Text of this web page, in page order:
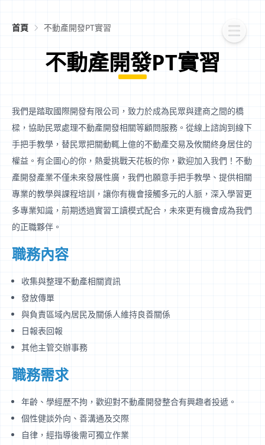
首頁 不動產開發PT實習
不動產開發PT實習
我們是踏取國際開發有限公司，致力於成為民眾與建商之間的橋
樑，協助民眾處理不動產開發相關等顧問服務。從線上諮詢到線下
手把手教學，替民眾把關動輒上億的不動產交易及攸關終身居住的
權益。有企圖心的你，熱愛挑戰天花板的你，歡迎加入我們！不動
產開發產業不僅未來發展性廣，我們也願意手把手教學、提供相關
專業的教學與課程培訓，讓你有機會接觸多元的人脈，深入學習更
多專業知識，前期透過實習工讀模式配合，未來更有機會成為我們
的正職夥伴。
職務內容
收集與整理不動產相關資訊
發放傳單
與負責區域內居民及關係人維持良善關係
日報表回報
其他主管交辦事務
職務需求
年齡、學經歷不拘，歡迎對不動產開發整合有興趣者投遞。
個性健談外向、善溝通及交際
自律，經指導後需可獨立作業